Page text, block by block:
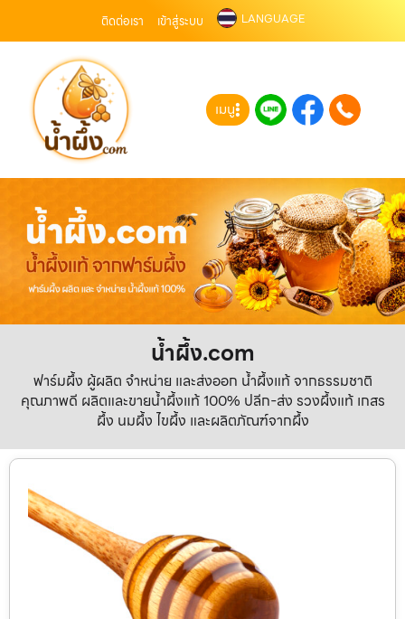
ติดต่อเรา เข้าสู่ระบบ LANGUAGE
เมนู
น้ำผึ้ง.com
ฟาร์มผึ้ง ผู้ผลิต จำหน่าย และส่งออก น้ำผึ้งแท้ จากธรรมชาติ
คุณภาพดี ผลิตและขายน้ำผึ้งแท้ 100% ปลีก-ส่ง รวงผึ้งแท้ เกสร
ผึ้ง นมผึ้ง ไขผึ้ง และผลิตภัณฑ์จากผึ้ง